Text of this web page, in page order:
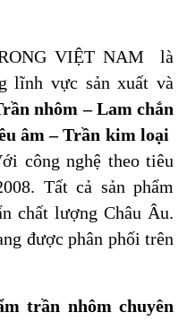
VIỆT NAM là
lĩnh vực sản xuất và
nhôm – Lam chắn
âm – Trần kim loại
công nghệ theo tiêu
Tất cả sản phẩm
chất lượng Châu Âu.
được phân phối trên
trần nhôm chuyên